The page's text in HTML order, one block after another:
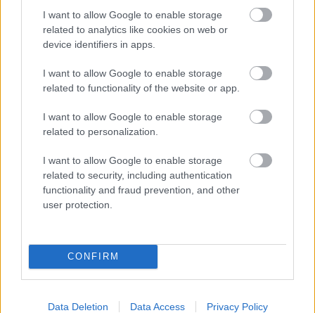
I want to allow Google to enable storage
related to analytics like cookies on web or
device identifiers in apps.
I want to allow Google to enable storage
related to functionality of the website or app.
I want to allow Google to enable storage
related to personalization.
I want to allow Google to enable storage
related to security, including authentication
functionality and fraud prevention, and other
user protection.
CONFIRM
Data Deletion Data Access Privacy Policy
πιθανόν να ισχύσουν χρεώσεις (π.χ. διαφορά
ναύλου, χρέωση επανακράτησης).
Η πτήση σας ακυρώθηκε λόγω
κυβερνητικών περιορισμών:
Μπορείτε να λάβετε πλήρη επιστροφή
χρημάτων
Ή μπορείτε να προβείτε σε
επανακράτησης
ναύλου, υπό την προϋπόθεση ότι γνωρίζετε τις
νέες ημερομηνίες ταξιδιού (ολοκλήρωση μέχρι